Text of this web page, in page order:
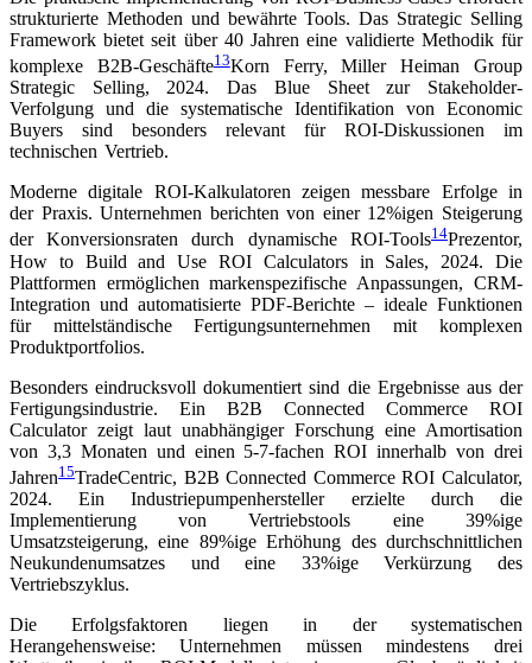
strukturierte Methoden und bewährte Tools. Das Strategic Selling
Framework bietet seit über 40 Jahren eine validierte Methodik für
komplexe B2B-Geschäfte13Korn Ferry, Miller Heiman Group
Strategic Selling, 2024. Das Blue Sheet zur Stakeholder-
Verfolgung und die systematische Identifikation von Economic
Buyers sind besonders relevant für ROI-Diskussionen im
technischen Vertrieb.
Moderne digitale ROI-Kalkulatoren zeigen messbare Erfolge in
der Praxis. Unternehmen berichten von einer 12%igen Steigerung
der Konversionsraten durch dynamische ROI-Tools14Prezentor,
How to Build and Use ROI Calculators in Sales, 2024. Die
Plattformen ermöglichen markenspezifische Anpassungen, CRM-
Integration und automatisierte PDF-Berichte – ideale Funktionen
für mittelständische Fertigungsunternehmen mit komplexen
Produktportfolios.
Besonders eindrucksvoll dokumentiert sind die Ergebnisse aus der
Fertigungsindustrie. Ein B2B Connected Commerce ROI
Calculator zeigt laut unabhängiger Forschung eine Amortisation
von 3,3 Monaten und einen 5-7-fachen ROI innerhalb von drei
Jahren15TradeCentric, B2B Connected Commerce ROI Calculator,
2024. Ein Industriepumpenhersteller erzielte durch die
Implementierung von Vertriebstools eine 39%ige
Umsatzsteigerung, eine 89%ige Erhöhung des durchschnittlichen
Neukundenumsatzes und eine 33%ige Verkürzung des
Vertriebszyklus.
Die Erfolgsfaktoren liegen in der systematischen
Herangehensweise: Unternehmen müssen mindestens drei